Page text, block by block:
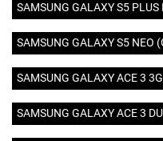
SAMSUNG GALAXY S5 PLUS
SAMSUNG GALAXY S5 NEO
SAMSUNG GALAXY ACE 3
SAMSUNG GALAXY ACE 3